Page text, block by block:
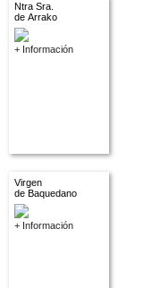
Ntra Sra.
de Arrako
+ Información
Virgen
de Baquedano
+ Información